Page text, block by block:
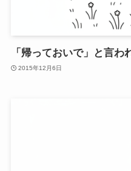
「帰っておいで」と言わ
2015年12月6日